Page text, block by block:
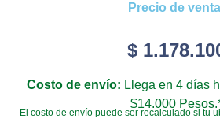
Precio de
$
Costo de envío: Llega en 4 días
$14.000
El costo de envío puede ser recalculado si tu